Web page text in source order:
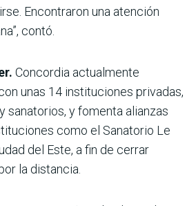
Encontraron una atención
contó.
Concordia actualmente
unas 14 instituciones privadas,
sanatorios, y fomenta alianzas
como el Sanatorio Le
del Este, a fin de cerrar
la distancia.